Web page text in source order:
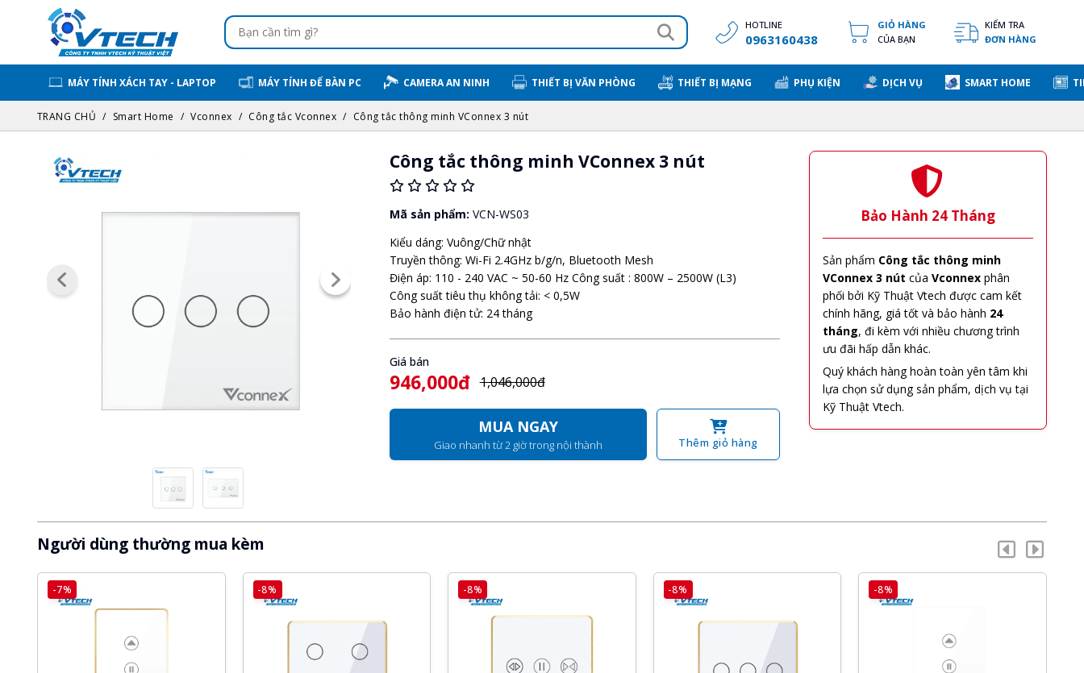
HOTLINE
0963160438
GIỎ HÀNG
CỦA BẠN
KIỂM TRA
ĐƠN HÀNG
MÁY TÍNH XÁCH TAY - LAPTOP MÁY TÍNH ĐỂ BÀN PC CAMERA AN NINH THIẾT BỊ VĂN PHÒNG THIẾT BỊ MẠNG PHỤ KIỆN DỊCH VỤ SMART HOME
TRANG CHỦ Smart Home Vconnex Công tắc Vconnex Công tắc thông minh VConnex 3 nút
Công tắc thông minh VConnex 3 nút
Mã sản phẩm: VCN-WS03
Kiểu dáng: Vuông/Chữ nhật
Truyền thông: Wi-Fi 2.4GHz b/g/n, Bluetooth Mesh
Điện áp: 110 - 240 VAC ~ 50-60 Hz Công suất : 800W – 2500W (L3)
Công suất tiêu thụ không tải: < 0,5W
Bảo hành điện tử: 24 tháng
Giá bán
946,000đ 1,046,000đ
MUA NGAY
Giao nhanh từ 2 giờ trong nội thành Thêm giỏ hàng
Bảo Hành 24 Tháng
Sản phẩm Công tắc thông minh
VConnex 3 nút củaVconnex phân
phối bởi Kỹ Thuật Vtech được cam kết
chính hãng, giá tốt và bảo hành 24
tháng, đi kèm với nhiều chương trình
ưu đãi hấp dẫn khác.
Quý khách hàng hoàn toàn yên tâm khi
lựa chọn sử dụng sản phẩm, dịch vụ tại
Kỹ Thuật Vtech.
Người dùng thường mua kèm
-8% -8% -8% -8% -8%